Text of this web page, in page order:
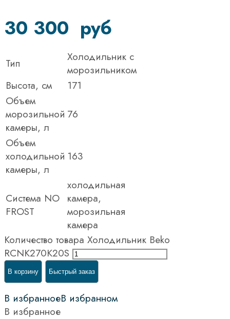
30 300 руб
Тип
Холодильник с
морозильником
Высота, см
171
Объем
морозильной
камеры, л
76
Объем
холодильной
камеры, л
163
Система NO
FROST
холодильная
камера,
морозильная
камера
Количество товара Холодильник Beko
RCNK270K20S
В корзину Быстрый заказ
В избранноеВ избранном
В избранное